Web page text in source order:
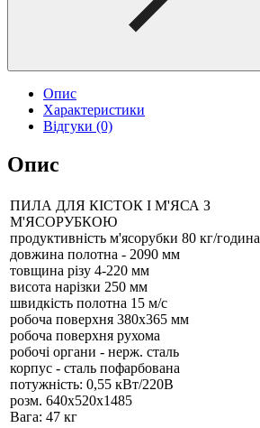
Опис
Характеристики
Відгуки (0)
Опис
ПИЛА ДЛЯ КІСТОК І М'ЯСА З
М'ЯСОРУБКОЮ
продуктивність м'ясорубки 80 кг/година
довжина полотна - 2090 мм
товщина різу 4-220 мм
висота нарізки 250 мм
швидкість полотна 15 м/с
робоча поверхня 380х365 мм
робоча поверхня рухома
робочі органи - нерж. сталь
корпус - сталь пофарбована
потужність: 0,55 кВт/220В
розм. 640x520x1485
Вага: 47 кг